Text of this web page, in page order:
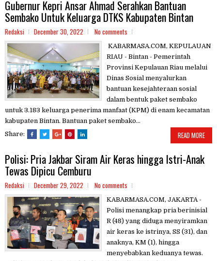
Gubernur Kepri Ansar Ahmad Serahkan Bantuan
Sembako Untuk Keluarga DTKS Kabupaten Bintan
Redaksi December 30, 2022 No comments
KABARMASA.COM, KEPULAUAN
RIAU - Bintan - Pemerintah
Provinsi Kepulauan Riau melalui
Dinas Sosial menyalurkan
bantuan kesejahteraan sosial
dalam bentuk paket sembako
untuk 3.183 keluarga penerima manfaat (KPM) di enam kecamatan
kabupaten Bintan. Bantuan paket sembako...
Share:
READ MORE
Polisi: Pria Jakbar Siram Air Keras hingga Istri-Anak
Tewas Dipicu Cemburu
Redaksi December 29, 2022 No comments
KABARMASA.COM, JAKARTA -
Polisi menangkap pria berinisial
R (48) yang diduga menyiramkan
air keras ke istrinya, SS (31), dan
anaknya, KM (1), hingga
menyebabkan keduanya tewas.